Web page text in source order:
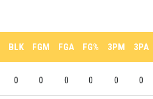
BLK FGM FGA FG% 3PM 3PA
0 0 0 0 0 0